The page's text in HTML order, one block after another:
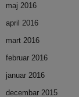
maj 2016
april 2016
mart 2016
februar 2016
januar 2016
decembar 2015